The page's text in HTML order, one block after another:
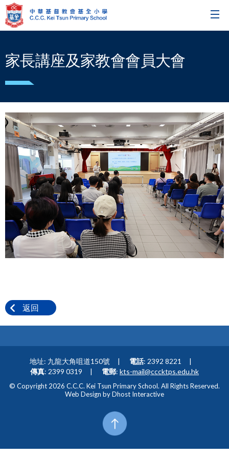
家長講座及家教會會員大會
返回
地址: 九龍大角咀道150號 電話: 2392 8221
傳真: 2399 0319 電郵: kts-mail@cccktps.edu.hk
© Copyright 2026 C.C.C. Kei Tsun Primary School. All Rights Reserved.
Web Design byDhost Interactive